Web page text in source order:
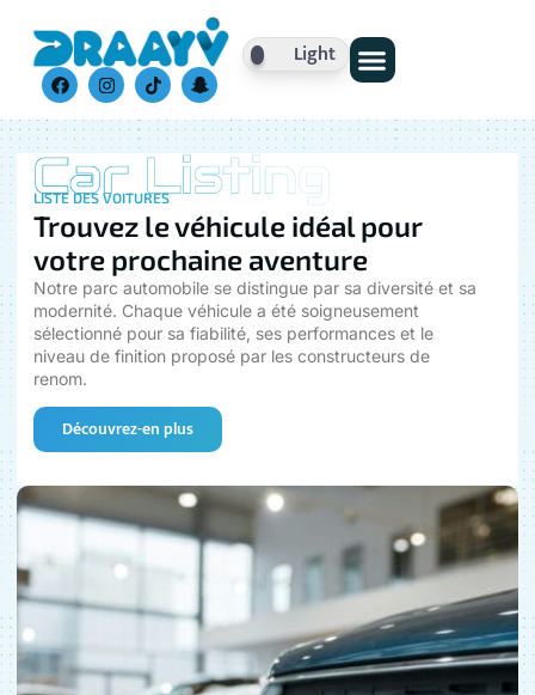
Light
LISTE DES VOITURES
Trouvez le véhicule idéal pour
votre prochaine aventure
Notre parc automobile se distingue par sa diversité et sa
modernité. Chaque véhicule a été soigneusement
sélectionné pour sa fiabilité, ses performances et le
niveau de finition proposé par les constructeurs de
renom.
Découvrez-en plus